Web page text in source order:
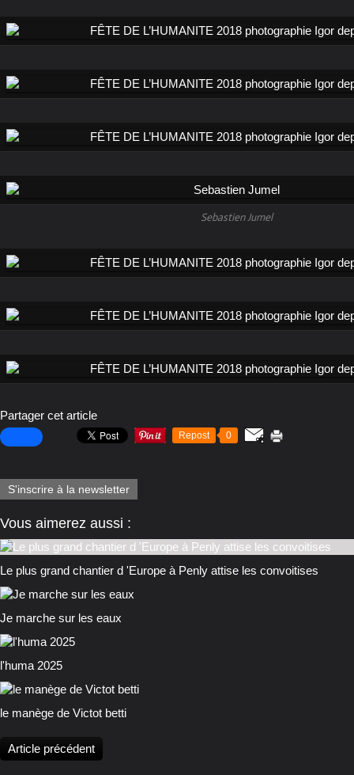
Sebastien Jumel
Partager cet article
Repost 0
S'inscrire à la newsletter
Vous aimerez aussi :
Le plus grand chantier d 'Europe à Penly attise les convoitises
Je marche sur les eaux
l'huma 2025
le manège de Victot betti
Article précédent